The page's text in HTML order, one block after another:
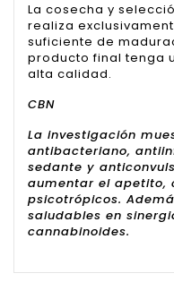
La cosecha y
realiza
suficiente de
producto final tenga
alta calidad.
CBN
La investigación
antibacteriano,
sedante y
aumentar el apetito,
psicotrópicos.
saludables en
cannabinoides.